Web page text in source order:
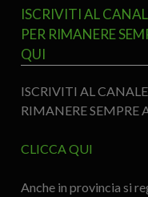
ISCRIVITI AL
PER RIMANERE
QUI
ISCRIVITI AL
RIMANERE SEMPRE
CLICCA QUI
Anche in provincia si